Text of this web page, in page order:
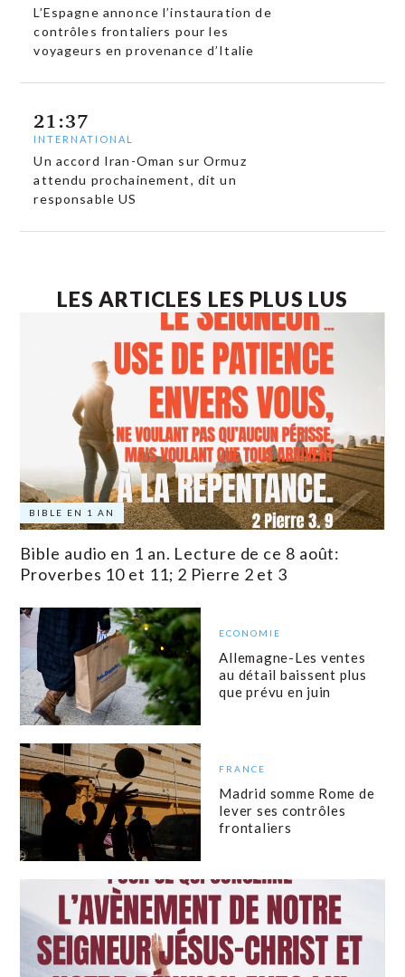
L’Espagne annonce l’instauration de
contrôles frontaliers pour les
voyageurs en provenance d’Italie
21:37
INTERNATIONAL
Un accord Iran-Oman sur Ormuz
attendu prochainement, dit un
responsable US
LES ARTICLES LES PLUS LUS
BIBLE EN 1 AN
Bible audio en 1 an. Lecture de ce 8 août:
Proverbes 10 et 11; 2 Pierre 2 et 3
ECONOMIE
Allemagne-Les ventes
au détail baissent plus
que prévu en juin
FRANCE
Madrid somme Rome de
lever ses contrôles
frontaliers